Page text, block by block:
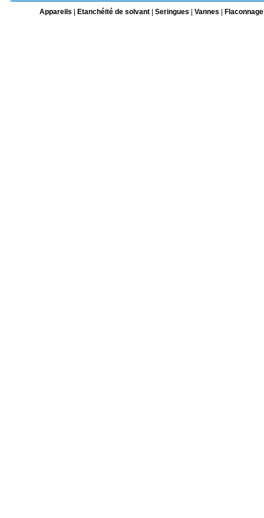
Appareils
Etanchéité de solvant Seringues Vannes Flaconnage